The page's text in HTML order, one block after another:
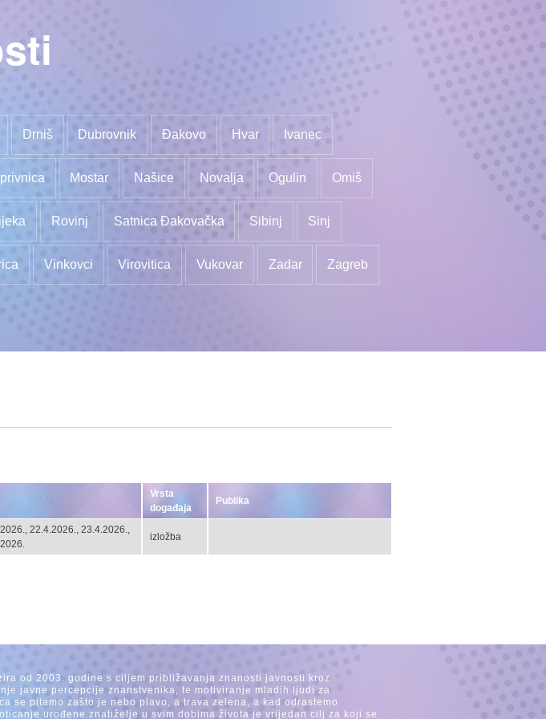
Drniš Dubrovnik Đakovo Hvar Ivanec
Mostar Našice Novalja Ogulin Omiš
Rovinj Satnica Đakovačka Sibinj Sinj
Vinkovci Virovitica Vukovar Zadar Zagreb
Vrsta
događaja
Publika
22.4.2026., 23.4.2026.,
izložba
od 2003. godine s ciljem približavanja znanosti javnosti kroz
javne percepcije znanstvenika, te motiviranje mladih ljudi za
se pitamo zašto je nebo plavo, a trava zelena, a kad odrastemo
urođene znatiželje u svim dobima života je vrijedan cilj za koji se